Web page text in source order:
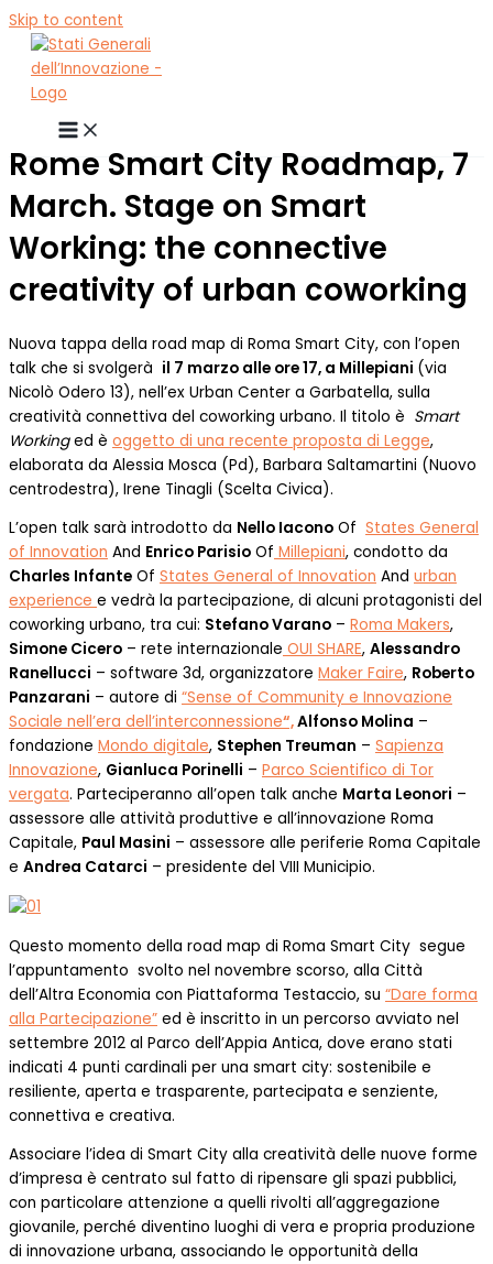
Skip to content
Rome Smart City Roadmap, 7
March. Stage on Smart
Working: the connective
creativity of urban coworking
Nuova tappa della road map di Roma Smart City, con l’open
talk che si svolgerà il 7 marzo alle ore 17, a Millepiani (via
Nicolò Odero 13), nell’ex Urban Center a Garbatella, sulla
creatività connettiva del coworking urbano. Il titolo è Smart
Workinged è oggetto di una recente proposta di Legge,
elaborata da Alessia Mosca (Pd), Barbara Saltamartini (Nuovo
centrodestra), Irene Tinagli (Scelta Civica).
L’open talk sarà introdotto da Nello Iacono Of States General
of Innovation And Enrico Parisio Of Millepiani, condotto da
Charles Infante Of States General of Innovation And urban
experience e vedrà la partecipazione, di alcuni protagonisti del
coworking urbano, tra cui: Stefano Varano – Roma Makers,
Simone Cicero – rete internazionale OUI SHARE, Alessandro
Ranellucci – software 3d, organizzatore Maker Faire, Roberto
Panzarani – autore di “Sense of Community e Innovazione
Sociale nell’era dell’interconnessione“,Alfonso Molina –
fondazione Mondo digitale, Stephen Treuman – Sapienza
Innovazione, Gianluca Porinelli – Parco Scientifico di Tor
vergata. Parteciperanno all’open talk anche Marta Leonori –
assessore alle attività produttive e all’innovazione Roma
Capitale, Paul Masini – assessore alle periferie Roma Capitale
e Andrea Catarci – presidente del VIII Municipio.
Questo momento della road map di Roma Smart City segue
l’appuntamento svolto nel novembre scorso, alla Città
dell’Altra Economia con Piattaforma Testaccio, su “Dare forma
alla Partecipazione” ed è inscritto in un percorso avviato nel
settembre 2012 al Parco dell’Appia Antica, dove erano stati
indicati 4 punti cardinali per una smart city: sostenibile e
resiliente, aperta e trasparente, partecipata e senziente,
connettiva e creativa.
Associare l’idea di Smart City alla creatività delle nuove forme
d’impresa è centrato sul fatto di ripensare gli spazi pubblici,
con particolare attenzione a quelli rivolti all’aggregazione
giovanile, perché diventino luoghi di vera e propria produzione
di innovazione urbana, associando le opportunità della